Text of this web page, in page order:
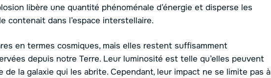
libère une quantité phénoménale d’énergie et disperse les
contenait dans l’espace interstellaire.
en termes cosmiques, mais elles restent suffisamment
depuis notre Terre. Leur luminosité est telle qu’elles peuvent
de la galaxie qui les abrite. Cependant, leur impact ne se limite pas à